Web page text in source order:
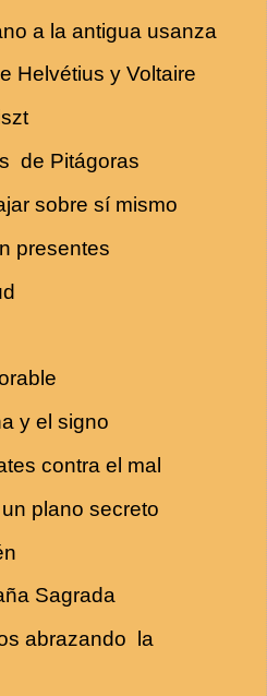
a la antigua usanza
Helvétius y Voltaire
de Pitágoras
sobre sí mismo
presentes
y el signo
contra el mal
plano secreto
Sagrada
abrazando la